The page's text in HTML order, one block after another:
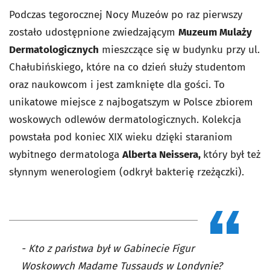
Podczas tegorocznej Nocy Muzeów po raz pierwszy
zostało udostępnione zwiedzającym Muzeum Mulaży
Dermatologicznych mieszczące się w budynku przy ul.
Chałubińskiego, które na co dzień służy studentom
oraz naukowcom i jest zamknięte dla gości. To
unikatowe miejsce z najbogatszym w Polsce zbiorem
woskowych odlewów dermatologicznych. Kolekcja
powstała pod koniec XIX wieku dzięki staraniom
wybitnego dermatologa Alberta Neissera, który był też
słynnym wenerologiem (odkrył bakterię rzeżączki).
- Kto z państwa był w Gabinecie Figur
Woskowych Madame Tussauds w Londynie?